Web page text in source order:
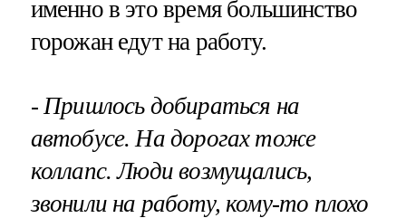
именно в это время большинство
горожан едут на работу.
- Пришлось добираться на
автобусе. На дорогах тоже
коллапс. Люди возмущались,
звонили на работу, кому-то плохо